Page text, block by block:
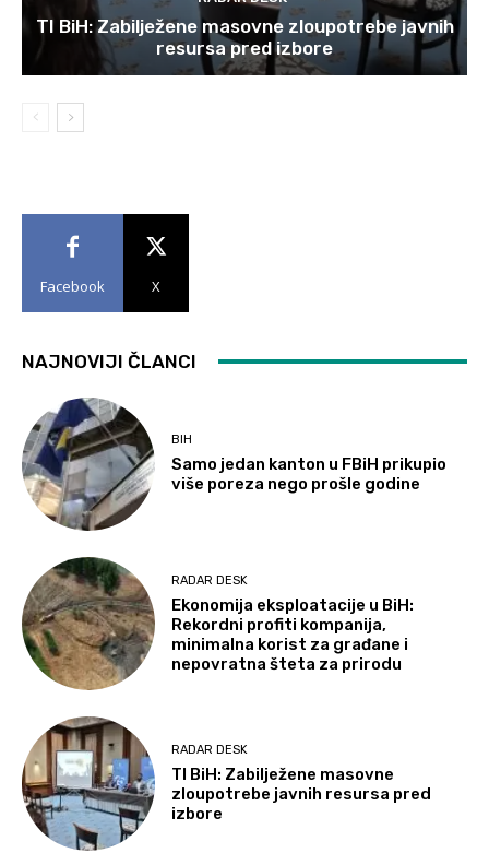
TI BiH: Zabilježene masovne zloupotrebe javnih
resursa pred izbore
Facebook X
NAJNOVIJI ČLANCI
BIH
Samo jedan kanton u FBiH prikupio
više poreza nego prošle godine
RADAR DESK
Ekonomija eksploatacije u BiH:
Rekordni profiti kompanija,
minimalna korist za građane i
nepovratna šteta za prirodu
RADAR DESK
TI BiH: Zabilježene masovne
zloupotrebe javnih resursa pred
izbore